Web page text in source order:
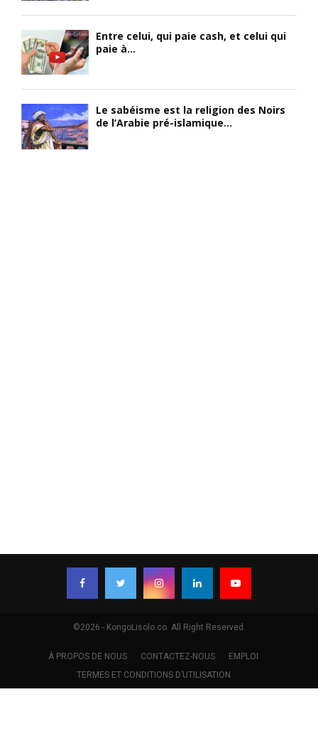
Entre celui, qui paie cash, et celui qui
paie à...
Le sabéisme est la religion des Noirs
de l’Arabie pré-islamique...
©2026 - KongoLisolo.co. All Right Reserved.
À PROPOS DE NOUS CONTACTEZ-NOUS
EMPLOI
TERMES ET CONDITIONS D’UTILISATION